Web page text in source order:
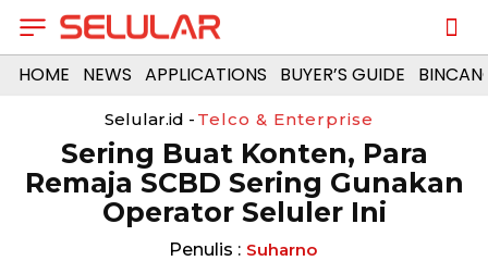
HOME NEWS APPLICATIONS BUYER’S GUIDE
Selular.id - Telco & Enterprise
Sering Buat Konten, Para
Remaja SCBD Sering Gunakan
Operator Seluler Ini
Penulis : Suharno